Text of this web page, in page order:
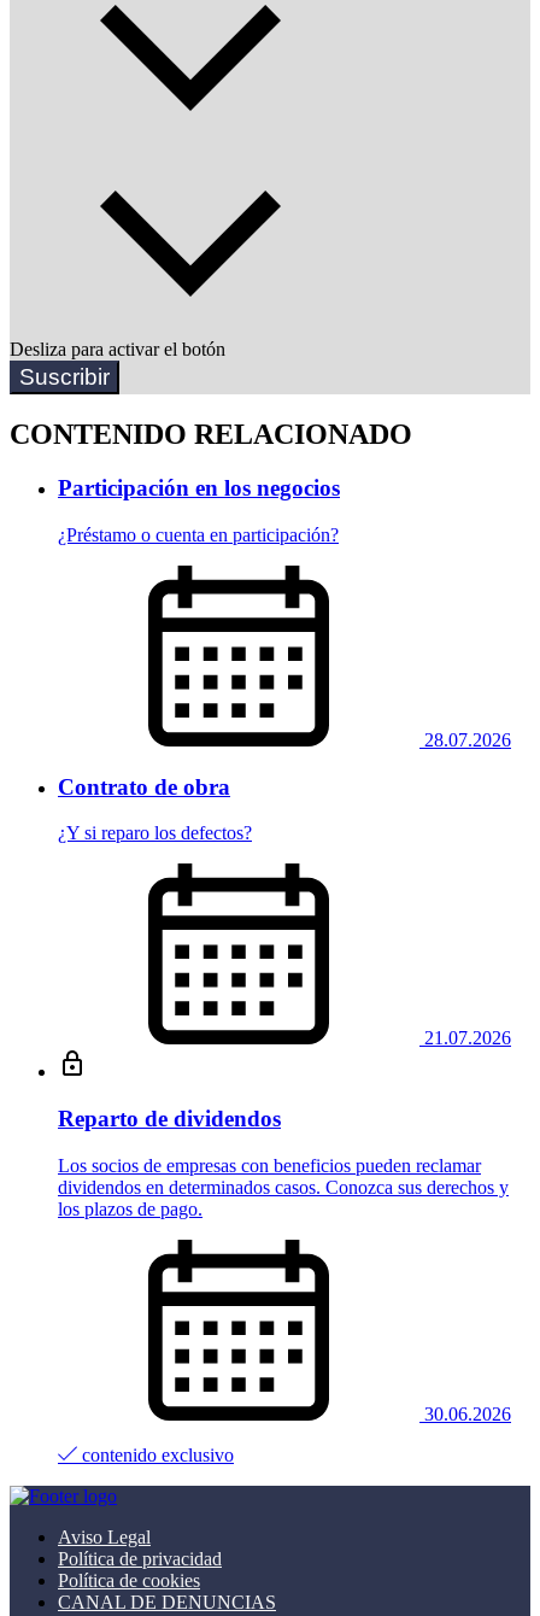
Desliza para activar el botón
Suscribir
CONTENIDO RELACIONADO
Participación en los negocios
¿Préstamo o cuenta en participación?
28.07.2026
Contrato de obra
¿Y si reparo los defectos?
21.07.2026
Reparto de dividendos
Los socios de empresas con beneficios pueden reclamar
dividendos en determinados casos. Conozca sus derechos y
los plazos de pago.
30.06.2026
contenido exclusivo
Aviso Legal
Política de privacidad
Política de cookies
CANAL DE DENUNCIAS